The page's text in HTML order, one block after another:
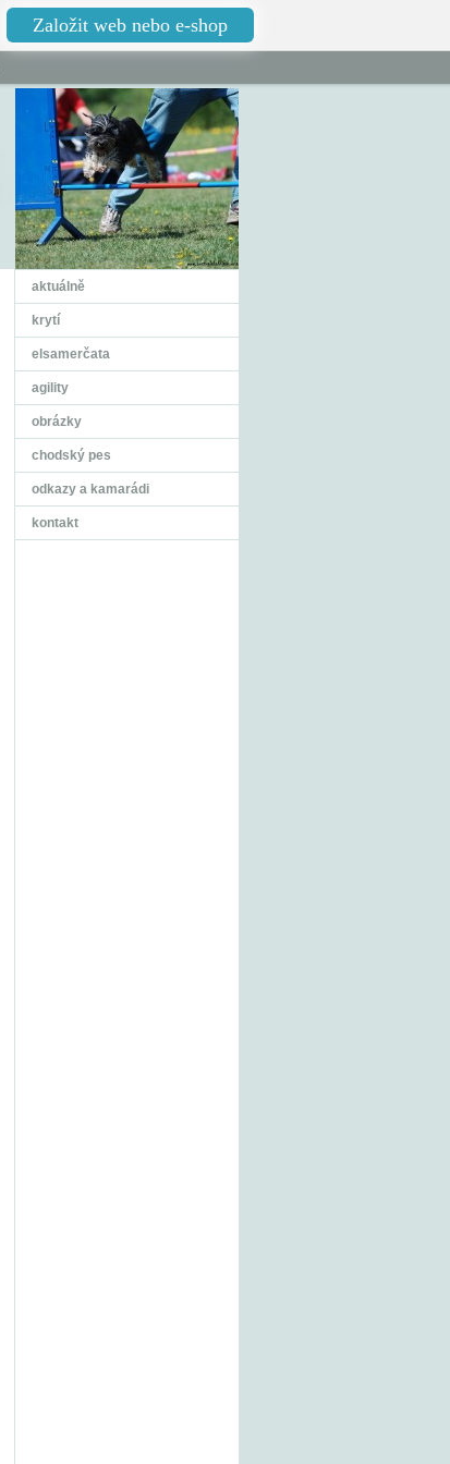
Založit web nebo e-shop
aktuálně
krytí
elsamerčata
agility
obrázky
chodský pes
odkazy a kamarádi
kontakt